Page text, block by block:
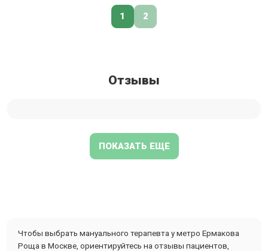
1 2
Отзывы
ПОКАЗАТЬ ЕЩЕ
Чтобы выбрать мануального терапевта у метро Ермакова
Роща в Москве, ориентируйтесь на отзывы пациентов,